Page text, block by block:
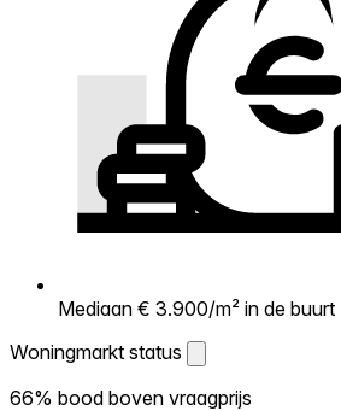
Mediaan € 3.900/m² in de buurt
Woningmarkt status
Woningmarkt status
66% bood boven vraagprijs